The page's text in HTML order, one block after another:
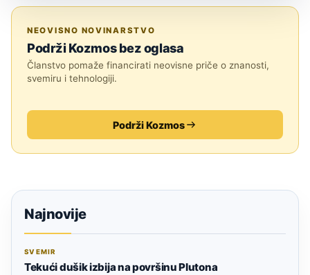
NEOVISNO NOVINARSTVO
Podrži Kozmos bez oglasa
Članstvo pomaže financirati neovisne priče o znanosti,
svemiru i tehnologiji.
Podrži Kozmos
Najnovije
SVEMIR
Tekući dušik izbija na površinu Plutona